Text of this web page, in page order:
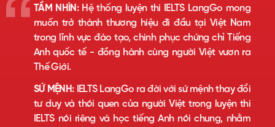
TẦM NHÌN:Hệ thống luyện thi IELTS LangGo mong
muốn trở thành thương hiệu đi đầu tại Việt Nam
trong lĩnh vực đào tạo, chinh phục chứng chỉ Tiếng
Anh quốc tế - đồng hành cùng người Việt vươn ra
Thế Giới.
SỨ MỆNH:IELTS LangGo ra đời với sứ mệnh thay đổi
tư duy và thói quen của người Việt trong luyện thi
IELTS nói riêng và học tiếng Anh nói chung, nhằm